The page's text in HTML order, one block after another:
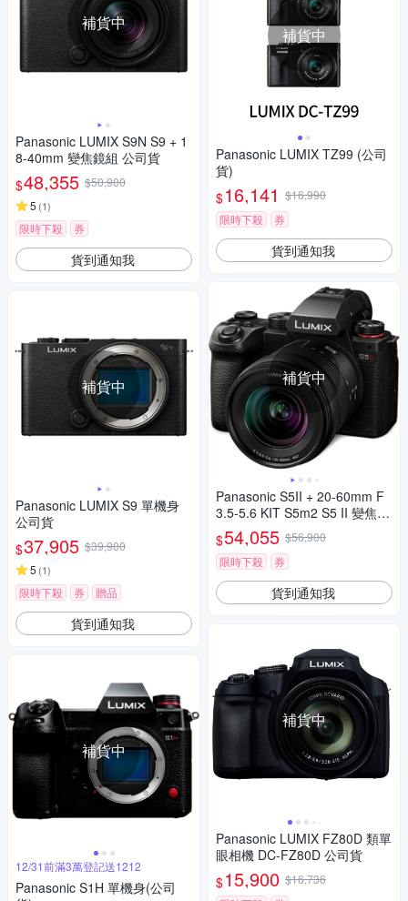
補貨中
Panasonic LUMIX S9N S9 + 1
8-40mm 變焦鏡組 公司貨
$48,355 $50,900
5 (1)
限時下殺 券
貨到通知我
補貨中
Panasonic LUMIX S9 單機身
公司貨
$37,905 $39,900
5 (1)
限時下殺 券 贈品
貨到通知我
補貨中
12/31前滿3萬登記送1212
Panasonic S1H 單機身(公司
補貨中
Panasonic LUMIX TZ99 (公司
貨)
$16,141 $16,990
限時下殺
券
貨到通知我
補貨中
Panasonic S5II + 20-60mm F
3.5-5.6 KIT S5m2 S5 II 變焦鏡
組 公司貨
$54,055 $56,900
限時下殺
券
貨到通知我
補貨中
Panasonic LUMIX FZ80D 類單
眼相機 DC-FZ80D 公司貨
$15,900 $16,736